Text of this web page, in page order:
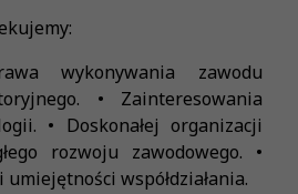
wykonywania zawodu
• Zainteresowania
• Doskonałej organizacji
rozwoju zawodowego. •
współdziałania.